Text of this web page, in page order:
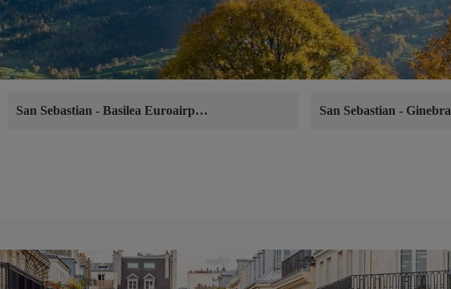
San Sebastian - Basilea Euroairport San Sebastian- Ginebra